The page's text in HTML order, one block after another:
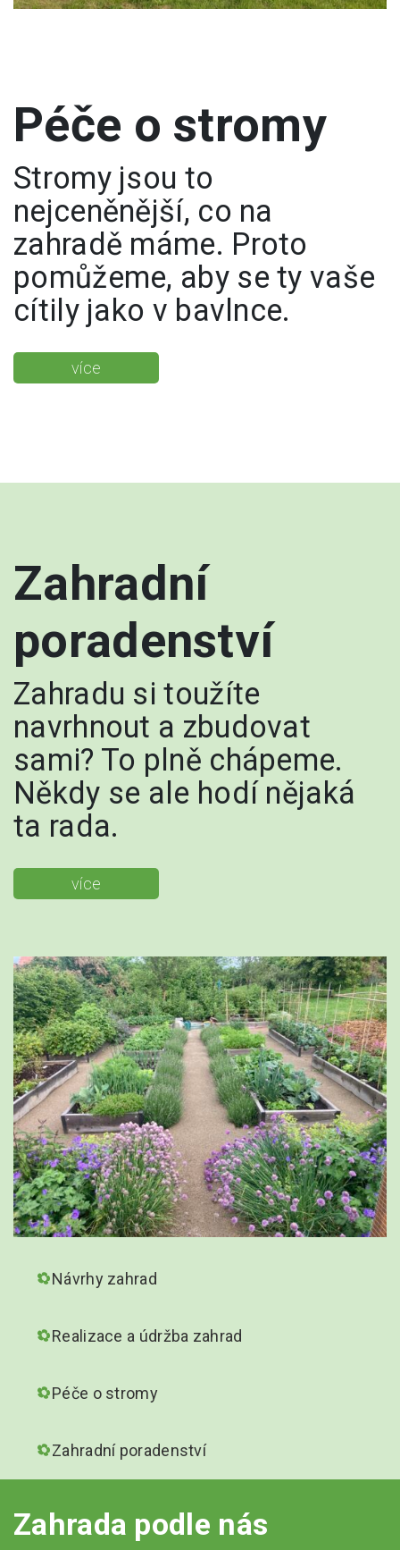
Péče o stromy
Stromy jsou to
nejceněnější, co na
zahradě máme. Proto
pomůžeme, aby se ty vaše
cítily jako v bavlnce.
více
Zahradní
poradenství
Zahradu si toužíte
navrhnout a zbudovat
sami? To plně chápeme.
Někdy se ale hodí nějaká
ta rada.
více
Návrhy zahrad
Realizace a údržba zahrad
Péče o stromy
Zahradní poradenství
Zahrada podle nás